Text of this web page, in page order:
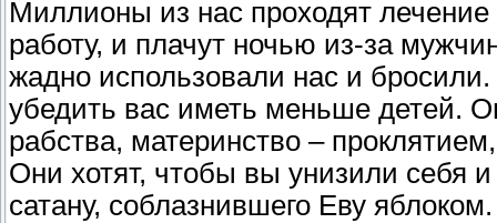
Миллионы из нас проходят
работу, и плачут ночью из-за
жадно использовали нас и
убедить вас иметь меньше детей.
рабства, материнство –
Они хотят, чтобы вы унизили себя
сатану, соблазнившего Еву